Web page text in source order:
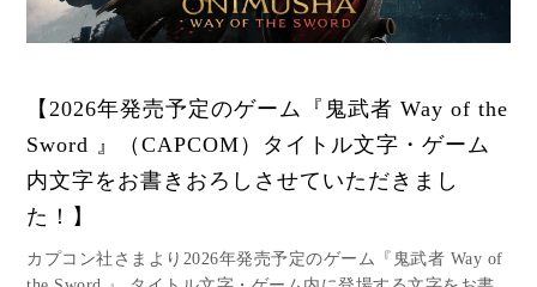
【2026年発売予定のゲーム『鬼武者 Way of the
Sword 』（CAPCOM）タイトル文字・ゲーム
内文字をお書きおろしさせていただきまし
た！】
カプコン社さまより2026年発売予定のゲーム『鬼武者 Way of